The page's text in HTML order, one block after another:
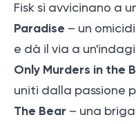
Fisk si avvicinano a
Paradise – un
e dà il via a
Only Murders in the
uniti dalla passione
The Bear – una